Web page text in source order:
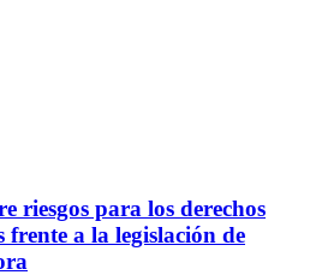
riesgos para los derechos
frente a la legislación de